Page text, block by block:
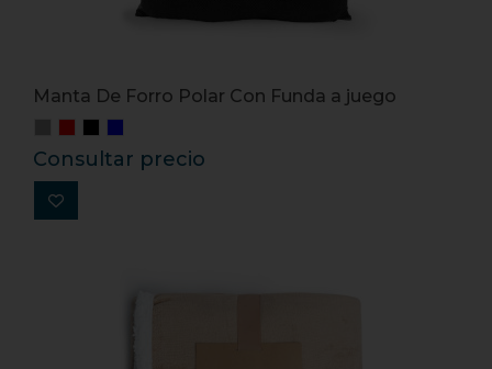
Manta De Forro Polar Con Funda a juego
Consultar precio